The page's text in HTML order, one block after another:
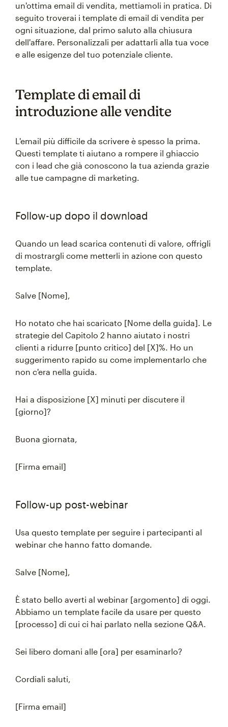
un'ottima email di vendita, mettiamoli in pratica. Di
seguito troverai i template di email di vendita per
ogni situazione, dal primo saluto alla chiusura
dell'affare. Personalizzali per adattarli alla tua voce
e alle esigenze del tuo potenziale cliente.
Template di email di
introduzione alle vendite
L'email più difficile da scrivere è spesso la prima.
Questi template ti aiutano a rompere il ghiaccio
con i lead che già conoscono la tua azienda grazie
alle tue campagne di marketing.
Follow-up dopo il download
Quando un lead scarica contenuti di valore, offrigli
di mostrargli come metterli in azione con questo
template.
Salve [Nome],
Ho notato che hai scaricato [Nome della guida]. Le
strategie del Capitolo 2 hanno aiutato i nostri
clienti a ridurre [punto critico] del [X]%. Ho un
suggerimento rapido su come implementarlo che
non c'era nella guida.
Hai a disposizione [X] minuti per discutere il
[giorno]?
Buona giornata,
[Firma email]
Follow-up post-webinar
Usa questo template per seguire i partecipanti al
webinar che hanno fatto domande.
Salve [Nome],
È stato bello averti al webinar [argomento] di oggi.
Abbiamo un template facile da usare per questo
[processo] di cui ci hai parlato nella sezione Q&A.
Sei libero domani alle [ora] per esaminarlo?
Cordiali saluti,
[Firma email]